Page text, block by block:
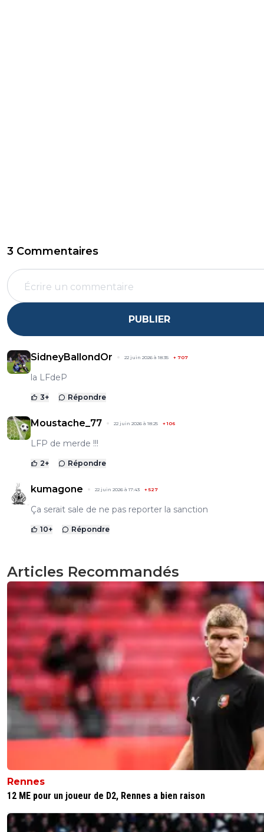
3 Commentaires
PUBLIER
SidneyBallondOr 22 juin 2026 à 18:35 + 707
la LFdeP
3+ Répondre
Moustache_77 22 juin 2026 à 18:25 +106
LFP de merde !!!
2+ Répondre
kumagone 22 juin 2026 à 17:43 +527
Ça serait sale de ne pas reporter la sanction
10+ Répondre
Articles Recommandés
Rennes
12 ME pour un joueur de D2, Rennes a bien raison